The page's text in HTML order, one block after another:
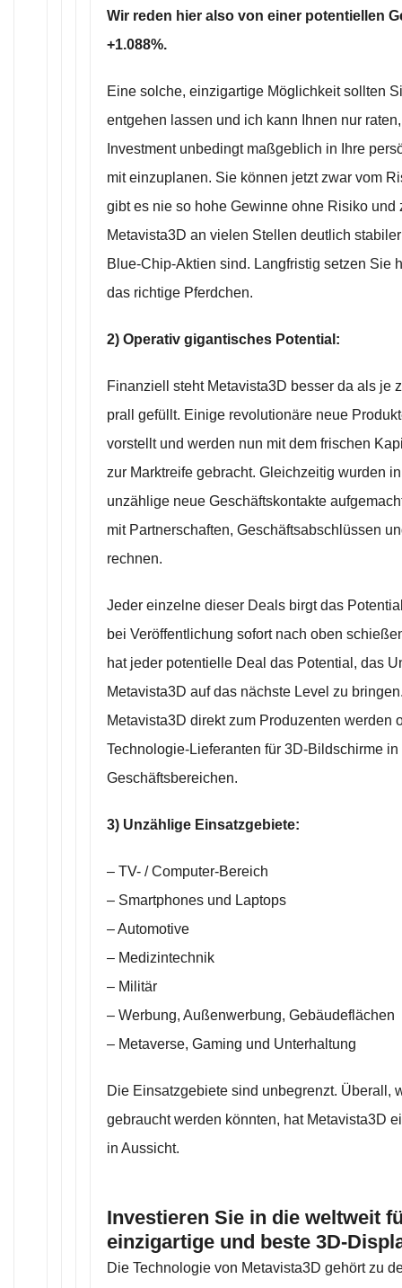
Wir reden hier also von einer potentiellen
+1.088%.
Eine solche, einzigartige Möglichkeit sollten
entgehen lassen und ich kann Ihnen nur
Investment unbedingt maßgeblich in Ihre
mit einzuplanen. Sie können jetzt zwar vom
gibt es nie so hohe Gewinne ohne Risiko und
Metavista3D an vielen Stellen deutlich
Blue-Chip-Aktien sind. Langfristig setzen Sie
das richtige Pferdchen.
2) Operativ gigantisches Potential:
Finanziell steht Metavista3D besser da als je
prall gefüllt. Einige revolutionäre neue
vorstellt und werden nun mit dem frischen
zur Marktreife gebracht. Gleichzeitig wurden
unzählige neue Geschäftskontakte
mit Partnerschaften, Geschäftsabschlüssen
rechnen.
Jeder einzelne dieser Deals birgt das
bei Veröffentlichung sofort nach oben
hat jeder potentielle Deal das Potential, das
Metavista3D auf das nächste Level zu
Metavista3D direkt zum Produzenten werden
Technologie-Lieferanten für 3D-Bildschirme
Geschäftsbereichen.
3) Unzählige Einsatzgebiete:
– TV- / Computer-Bereich
– Smartphones und Laptops
– Automotive
– Medizintechnik
– Militär
– Werbung, Außenwerbung, Gebäudeflächen
– Metaverse, Gaming und Unterhaltung
Die Einsatzgebiete sind unbegrenzt. Überall,
gebraucht werden könnten, hat Metavista3D
in Aussicht.
Investieren Sie in die weltweit
einzigartige und beste 3D-
Die Technologie von Metavista3D gehört zu